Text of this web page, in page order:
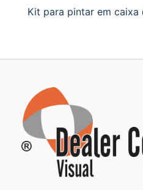
Kit para pintar em caixa